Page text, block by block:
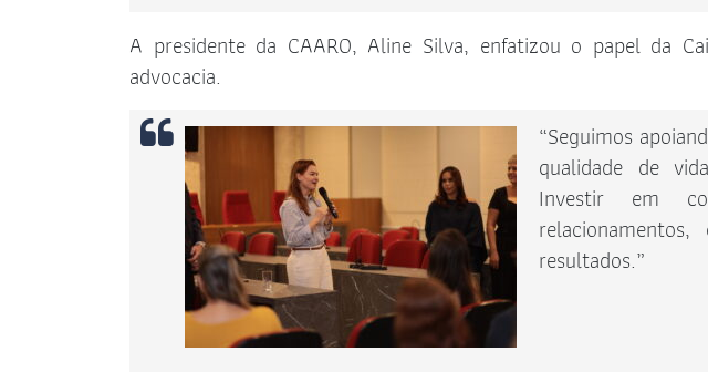
A presidente da CAARO, Aline Silva, enfatizou o papel da
advocacia.
“Seguimos
qualidade de
Investir em
resultados.”